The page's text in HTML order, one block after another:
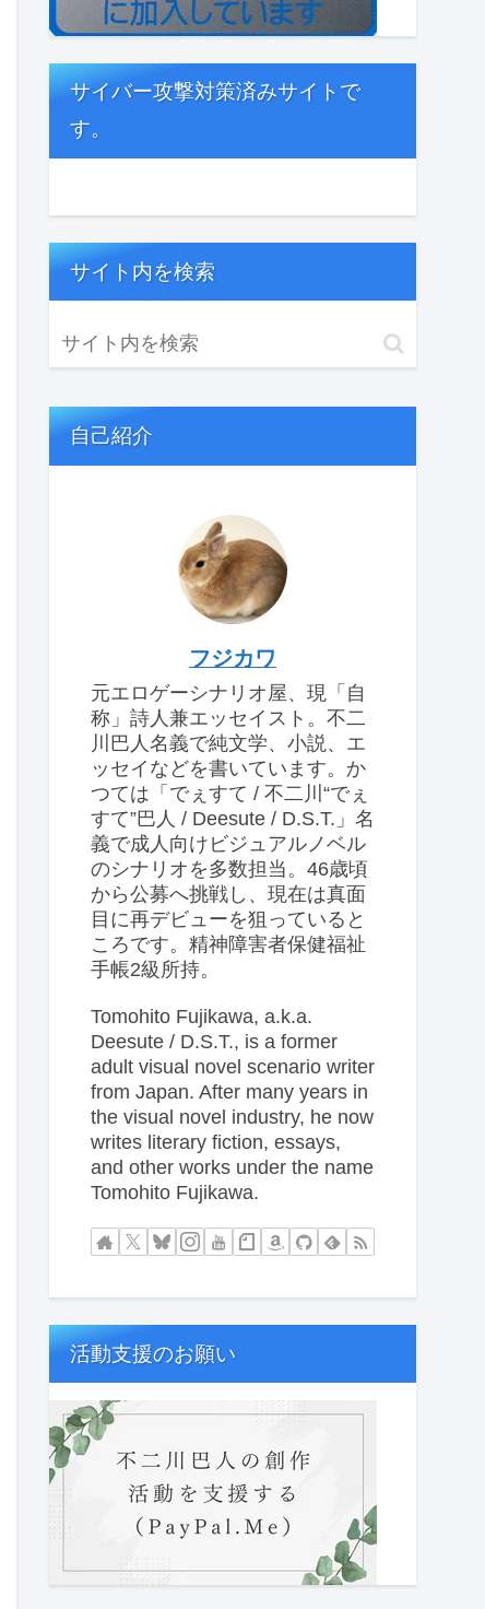
サイバー攻撃対策済みサイトで
す。
サイト内を検索
自己紹介
フジカワ
元エロゲーシナリオ屋、現「自
称」詩人兼エッセイスト。不二
川巴人名義で純文学、小説、エ
ッセイなどを書いています。か
つては「でぇすて / 不二川“でぇ
すて”巴人 / Deesute / D.S.T.」名
義で成人向けビジュアルノベル
のシナリオを多数担当。46歳頃
から公募へ挑戦し、現在は真面
目に再デビューを狙っていると
ころです。精神障害者保健福祉
手帳2級所持。
Tomohito Fujikawa, a.k.a.
Deesute / D.S.T., is a former
adult visual novel scenario writer
from Japan. After many years in
the visual novel industry, he now
writes literary fiction, essays,
and other works under the name
Tomohito Fujikawa.
活動支援のお願い